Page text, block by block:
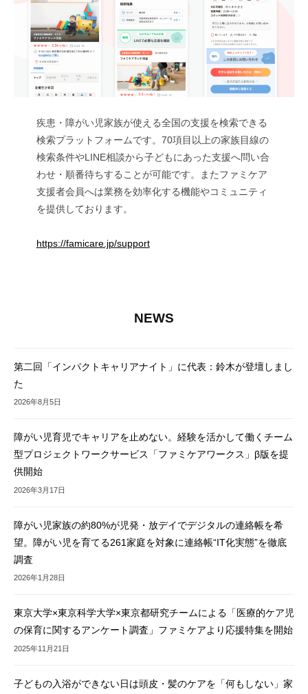
疾患・障がい児家族が使える全国の支援を検索できる
検索プラットフォームです。70項目以上の家族目線の
検索条件やLINE相談から子どもにあった支援へ問い合
わせ・順番待ちすることが可能です。またファミケア
支援者会員へは業務を効率化する機能やコミュニティ
を提供しております。
https://famicare.jp/support
NEWS
第二回「インパクトキャリアナイト」に代表：鈴木が登壇しまし
た
2026年8月5日
障がい児育児でキャリアを止めない。経験を活かして働くチーム
型プロジェクトワークサービス「ファミケアワークス」β版を提
供開始
2026年3月17日
障がい児家族の約80%が児発・放デイでデジタルの連絡帳を希
望。障がい児を育てる261家庭を対象に連絡帳“IT化実態”を徹底
調査
2026年1月28日
東京大学×東京科学大学×東京都研究チームによる「医療的ケア児
の保育に関するアンケート調査」ファミケアより応援特集を開始
2025年11月21日
子どもの入浴ができない日は頭皮・髪のケアを「何もしない」家